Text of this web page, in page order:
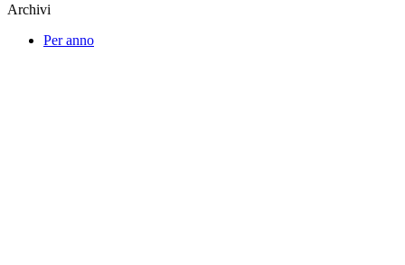
Archivi
Per anno